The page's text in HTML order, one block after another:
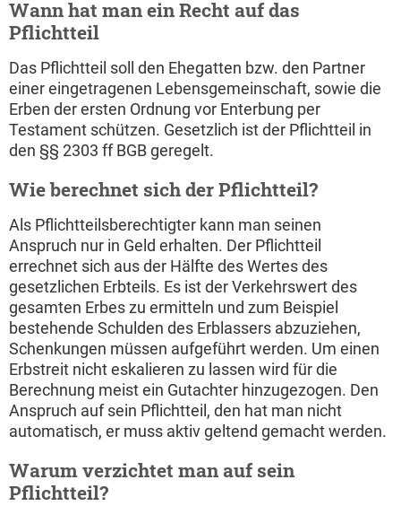
Wann hat man ein Recht auf das
Pflichtteil
Das Pflichtteil soll den Ehegatten bzw. den Partner
einer eingetragenen Lebensgemeinschaft, sowie die
Erben der ersten Ordnung vor Enterbung per
Testament schützen. Gesetzlich ist der Pflichtteil in
den §§ 2303 ff BGB geregelt.
Wie berechnet sich der Pflichtteil?
Als Pflichtteilsberechtigter kann man seinen
Anspruch nur in Geld erhalten. Der Pflichtteil
errechnet sich aus der Hälfte des Wertes des
gesetzlichen Erbteils. Es ist der Verkehrswert des
gesamten Erbes zu ermitteln und zum Beispiel
bestehende Schulden des Erblassers abzuziehen,
Schenkungen müssen aufgeführt werden. Um einen
Erbstreit nicht eskalieren zu lassen wird für die
Berechnung meist ein Gutachter hinzugezogen. Den
Anspruch auf sein Pflichtteil, den hat man nicht
automatisch, er muss aktiv geltend gemacht werden.
Warum verzichtet man auf sein
Pflichtteil?